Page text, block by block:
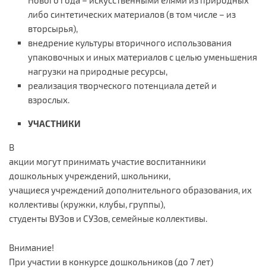
либо синтетических материалов (в том числе – из
вторсырья),
внедрение культуры вторичного использования
упаковочных и иных материалов с целью уменьшения
нагрузки на природные ресурсы,
реализация творческого потенциала детей и
взрослых.
УЧАСТНИКИ
В
акции могут принимать участие воспитанники
дошкольных учреждений, школьники,
учащиеся учреждений дополнительного образования, их
коллективы (кружки, клубы, группы),
студенты ВУЗов и СУЗов, семейные коллективы.
Внимание!
При участии в конкурсе дошкольников (до 7 лет)